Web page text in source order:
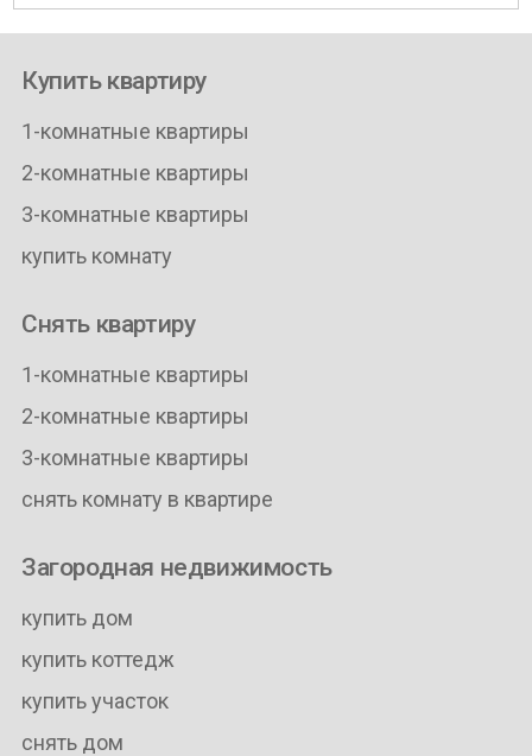
Купить квартиру
1-комнатные квартиры
2-комнатные квартиры
3-комнатные квартиры
купить комнату
Снять квартиру
1-комнатные квартиры
2-комнатные квартиры
3-комнатные квартиры
снять комнату в квартире
Загородная недвижимость
купить дом
купить коттедж
купить участок
снять дом